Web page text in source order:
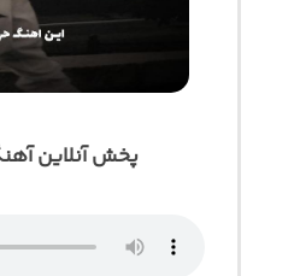
پخش آنلاین